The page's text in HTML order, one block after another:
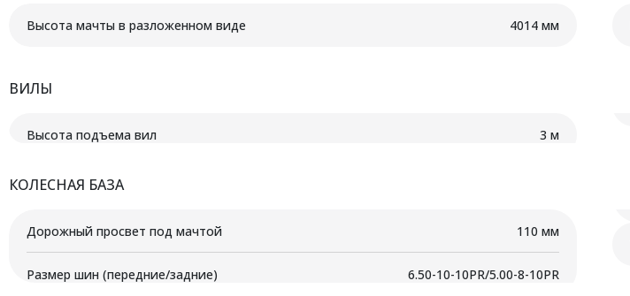
Высота мачты в разложенном виде 4014 мм
ВИЛЫ
Высота подъема вил 3 м
КОЛЕСНАЯ БАЗА
Дорожный просвет под мачтой 110 мм
Размер шин (передние/задние) 6.50-10-10PR/5.00-8-10PR